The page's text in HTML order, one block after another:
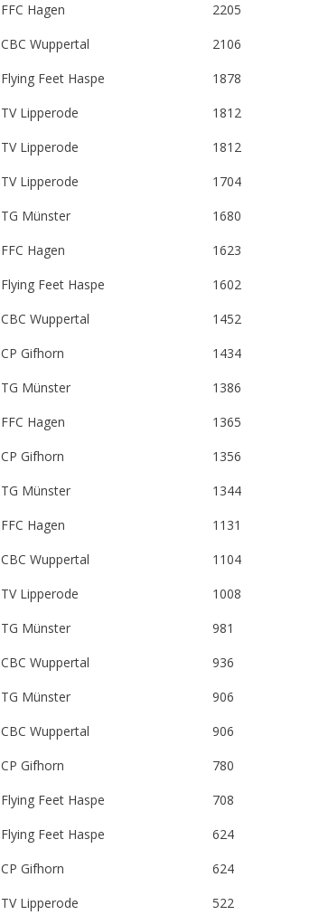
FFC Hagen
2205
CBC Wuppertal
2106
Flying Feet Haspe
1878
TV Lipperode
1812
TV Lipperode
1812
TV Lipperode
1704
TG Münster
1680
FFC Hagen
1623
Flying Feet Haspe
1602
CBC Wuppertal
1452
CP Gifhorn
1434
TG Münster
1386
FFC Hagen
1365
CP Gifhorn
1356
TG Münster
1344
FFC Hagen
1131
CBC Wuppertal
1104
TV Lipperode
1008
TG Münster
981
CBC Wuppertal
936
TG Münster
906
CBC Wuppertal
906
CP Gifhorn
780
Flying Feet Haspe
708
Flying Feet Haspe
624
CP Gifhorn
624
TV Lipperode
522